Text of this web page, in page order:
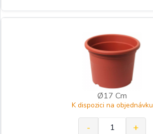
Ø17 Cm
K dispozici na objednávku